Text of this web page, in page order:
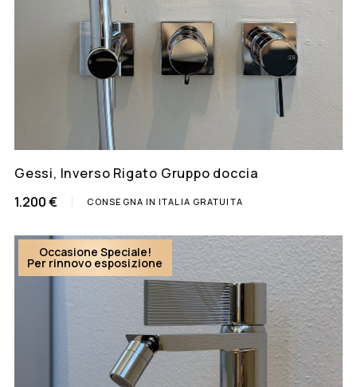
Gessi, Inverso Rigato Gruppo doccia
1.200 €
CONSEGNA IN ITALIA GRATUITA
Occasione Speciale!
Per rinnovo esposizione